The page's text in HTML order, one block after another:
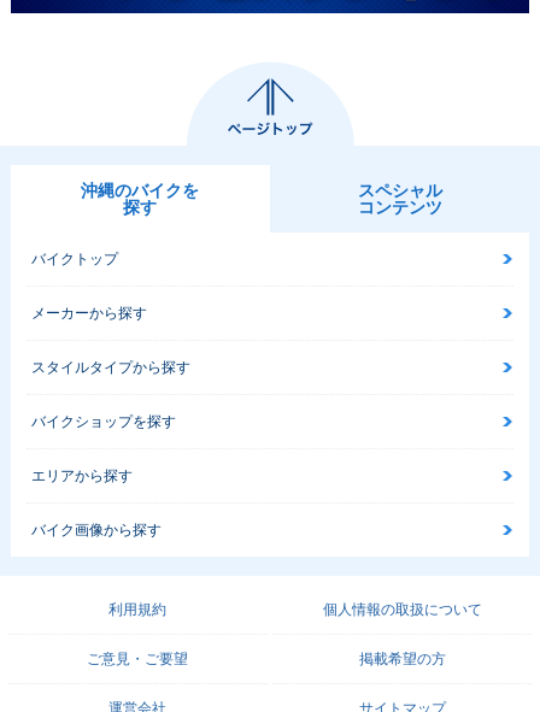
沖縄のバイクを
探す
スペシャル
コンテンツ
バイクトップ
メーカーから探す
スタイルタイプから探す
バイクショップを探す
エリアから探す
バイク画像から探す
利用規約 個人情報の取扱について
ご意見・ご要望 掲載希望の方